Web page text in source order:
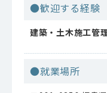
●歓迎する経験
建築・土木施工管
●就業場所